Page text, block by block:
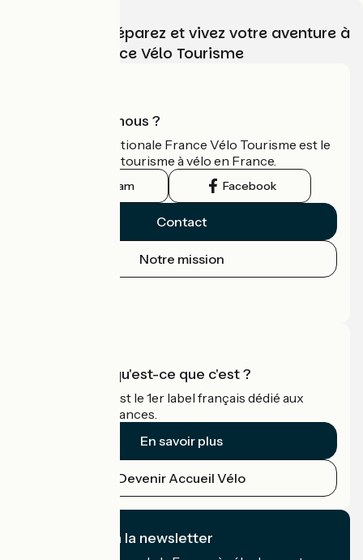
Choisissez, préparez et vivez votre aventure à
vélo avec France Vélo Tourisme
Qui sommes-nous ?
L'association nationale France Vélo Tourisme est le
guide officiel du tourisme à vélo en France.
Instagram Facebook
Contact
Notre mission
Accueil Vélo qu'est-ce que c'est ?
Accueil Vélo c'est le 1er label français dédié aux
cyclistes en vacances.
En savoir plus
Devenir Accueil Vélo
Je m'abonne à la newsletter